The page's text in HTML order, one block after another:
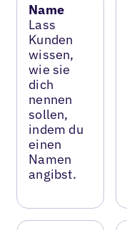
Name
Lass
Kunden
wissen,
wie sie
dich
nennen
sollen,
indem du
einen
Namen
angibst.